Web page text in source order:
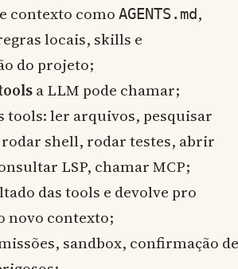
contexto como AGENTS.md,
locais, skills e
do projeto;
a LLM pode chamar;
tools: ler arquivos, pesquisar
shell, rodar testes, abrir
LSP, chamar MCP;
das tools e devolve pro
novo contexto;
sandbox, confirmação de